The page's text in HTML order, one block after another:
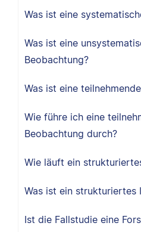
Was ist eine
Was ist eine
Beobachtung?
Was ist eine
Wie führe ich eine
Beobachtung durch?
Wie läuft ein
Was ist ein strukturiertes
Ist die Fallstudie eine